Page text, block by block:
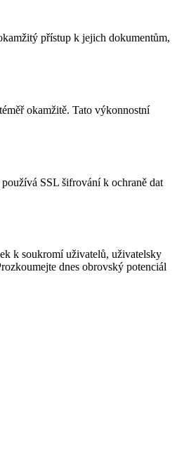
přístup k jejich dokumentům,
okamžitě. Tato výkonnostní
SSL šifrování k ochraně dat
k soukromí uživatelů, uživatelsky
dnes obrovský potenciál